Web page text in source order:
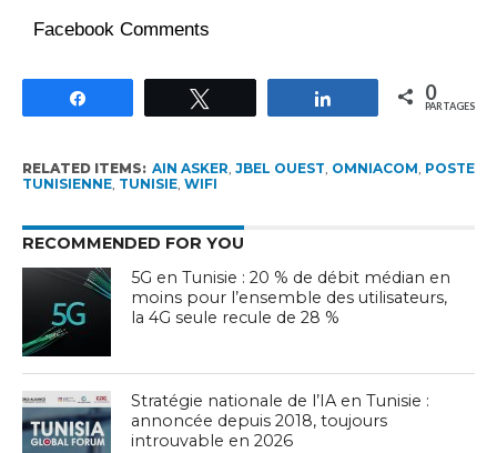
Facebook Comments
Partagez 0
PARTAGES
RELATED ITEMS: AIN ASKER, JBEL OUEST, OMNIACOM, POSTE
TUNISIENNE, TUNISIE, WIFI
RECOMMENDED FOR YOU
5G en Tunisie : 20 % de débit médian en
moins pour l’ensemble des utilisateurs,
la 4G seule recule de 28 %
Stratégie nationale de l’IA en Tunisie :
annoncée depuis 2018, toujours
introuvable en 2026